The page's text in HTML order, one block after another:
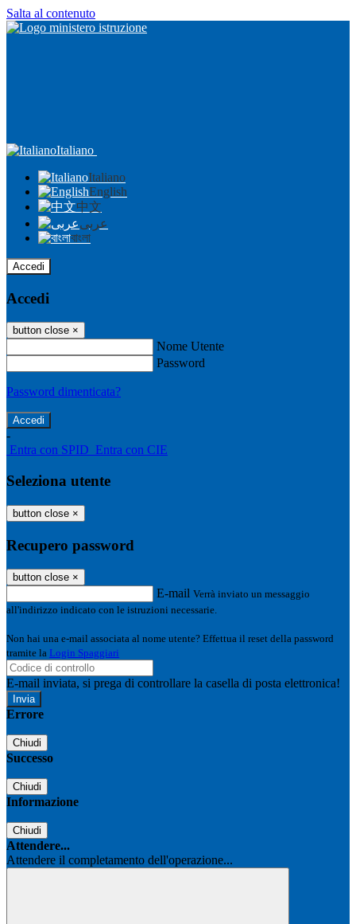
Salta al contenuto
Italiano
Italiano
English
中文
عربى
বাংলা
Accedi
Accedi
button close ×
Nome Utente
Password
Password dimenticata?
-
Entra con SPID Entra con CIE
Seleziona utente
button close ×
Recupero password
button close ×
E-mail Verrà inviato un messaggio
all'indirizzo indicato con le istruzioni necessarie.
Non hai una e-mail associata al nome utente? Effettua il reset della password
tramite la Login Spaggiari
E-mail inviata, si prega di controllare la casella di posta elettronica!
Errore
Chiudi
Successo
Chiudi
Informazione
Chiudi
Attendere...
Attendere il completamento dell'operazione...